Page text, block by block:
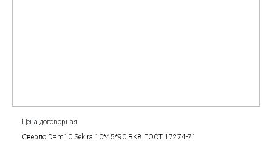
Цена договорная
Сверло D=m10 Sekira 10*45*90 BK8 ГОСТ 17274-71